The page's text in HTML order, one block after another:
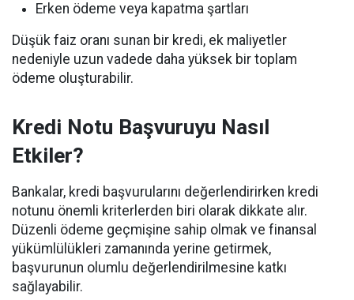
Erken ödeme veya kapatma şartları
Düşük faiz oranı sunan bir kredi, ek maliyetler
nedeniyle uzun vadede daha yüksek bir toplam
ödeme oluşturabilir.
Kredi Notu Başvuruyu Nasıl
Etkiler?
Bankalar, kredi başvurularını değerlendirirken kredi
notunu önemli kriterlerden biri olarak dikkate alır.
Düzenli ödeme geçmişine sahip olmak ve finansal
yükümlülükleri zamanında yerine getirmek,
başvurunun olumlu değerlendirilmesine katkı
sağlayabilir.